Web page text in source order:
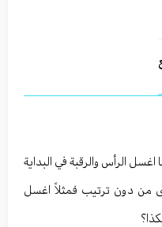
الرأس والرقبة في البداية
من دون ترتيب فمثلاً اغسل